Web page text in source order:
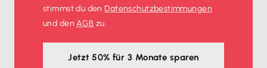
stimmst du denDatenschutz­bestimmungen
und denAGB zu.
Jetzt 50% für 3 Monate sparen